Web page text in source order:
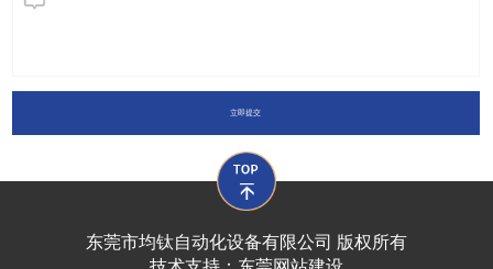
立即提交
东莞市均钛自动化设备有限公司 版权所有